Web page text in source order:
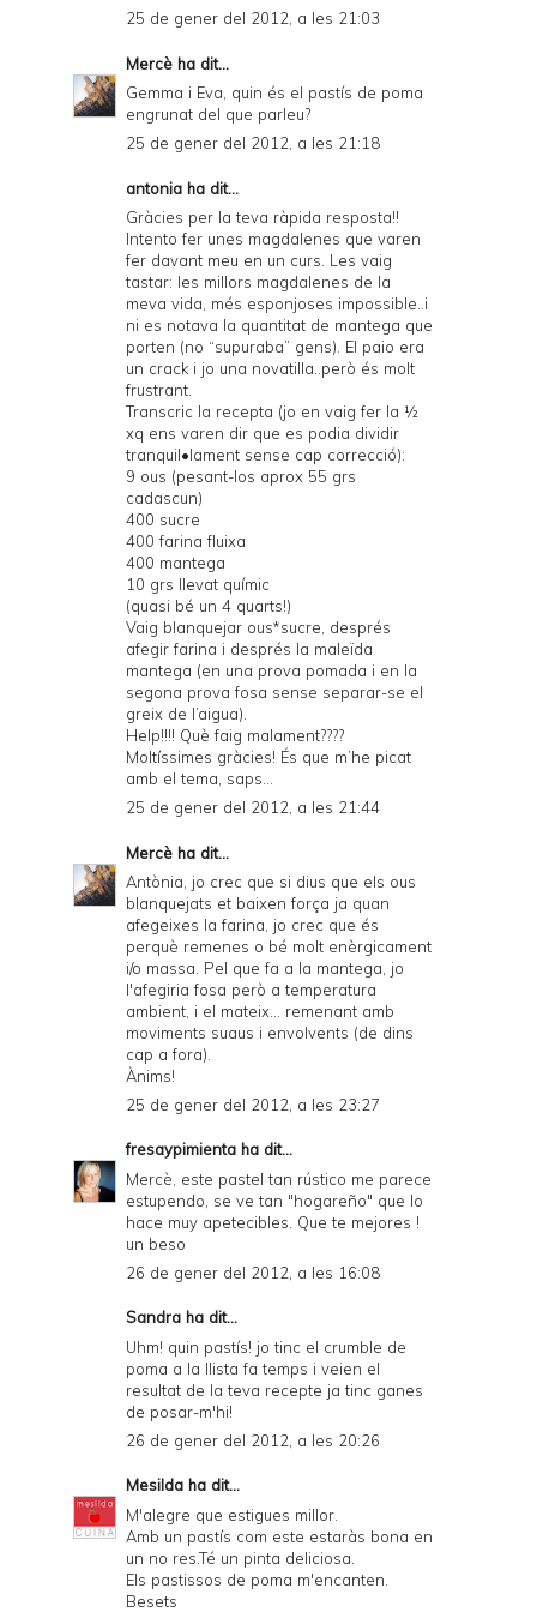
25 de gener del 2012, a les 21:03
Mercè ha dit...
Gemma i Eva, quin és el pastís de poma
engrunat del que parleu?
25 de gener del 2012, a les 21:18
antonia ha dit...
Gràcies per la teva ràpida resposta!!
Intento fer unes magdalenes que varen
fer davant meu en un curs. Les vaig
tastar: les millors magdalenes de la
meva vida, més esponjoses impossible..i
ni es notava la quantitat de mantega que
porten (no “supuraba” gens). El paio era
un crack i jo una novatilla..però és molt
frustrant.
Transcric la recepta (jo en vaig fer la ½
xq ens varen dir que es podia dividir
tranquil•lament sense cap correcció):
9 ous (pesant-los aprox 55 grs
cadascun)
400 sucre
400 farina fluixa
400 mantega
10 grs llevat químic
(quasi bé un 4 quarts!)
Vaig blanquejar ous*sucre, després
afegir farina i després la maleïda
mantega (en una prova pomada i en la
segona prova fosa sense separar-se el
greix de l’aigua).
Help!!!! Què faig malament????
Moltíssimes gràcies! És que m’he picat
amb el tema, saps...
25 de gener del 2012, a les 21:44
Mercè ha dit...
Antònia, jo crec que si dius que els ous
blanquejats et baixen força ja quan
afegeixes la farina, jo crec que és
perquè remenes o bé molt enèrgicament
i/o massa. Pel que fa a la mantega, jo
l'afegiria fosa però a temperatura
ambient, i el mateix... remenant amb
moviments suaus i envolvents (de dins
cap a fora).
Ànims!
25 de gener del 2012, a les 23:27
fresaypimienta ha dit...
Mercè, este pastel tan rústico me parece
estupendo, se ve tan "hogareño" que lo
hace muy apetecibles. Que te mejores !
un beso
26 de gener del 2012, a les 16:08
Sandra ha dit...
Uhm! quin pastís! jo tinc el crumble de
poma a la llista fa temps i veien el
resultat de la teva recepte ja tinc ganes
de posar-m'hi!
26 de gener del 2012, a les 20:26
Mesilda ha dit...
M'alegre que estigues millor.
Amb un pastís com este estaràs bona en
un no res.Té un pinta deliciosa.
Els pastissos de poma m'encanten.
Besets